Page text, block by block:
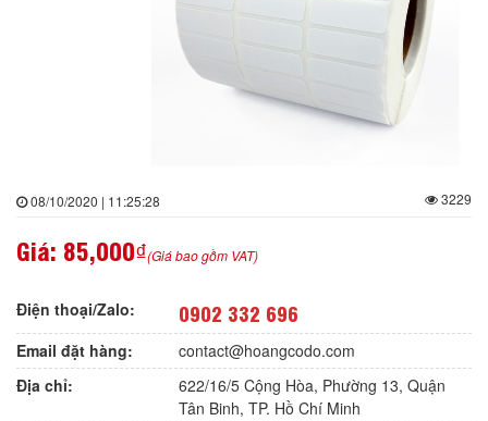
08/10/2020 | 11:25:28 3229
Giá: 85,000₫(Giá bao gồm VAT)
Điện thoại/Zalo: 0902 332 696
Email đặt hàng:
contact@hoangcodo.com
Địa chỉ:
622/16/5 Cộng Hòa, Phường 13, Quận
Tân Binh, TP. Hồ Chí Minh